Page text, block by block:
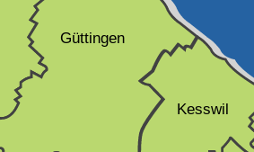
Güttingen
Kesswil